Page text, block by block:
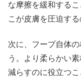
な摩擦を緩和する
こが皮膚を圧迫す
次に、フープ自体
う。より柔らかい
減らすのに役立つ